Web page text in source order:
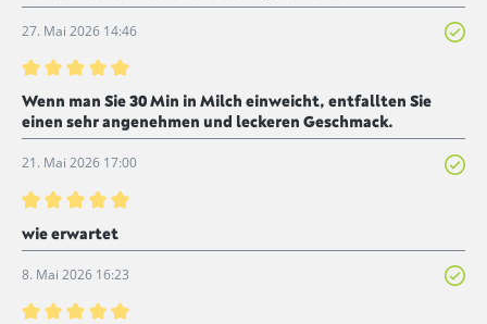
27. Mai 2026 14:46
Bewertung mit 5 von 5 Sternen
Wenn man Sie 30 Min in Milch einweicht, entfallten Sie
einen sehr angenehmen und leckeren Geschmack.
21. Mai 2026 17:00
Bewertung mit 5 von 5 Sternen
wie erwartet
8. Mai 2026 16:23